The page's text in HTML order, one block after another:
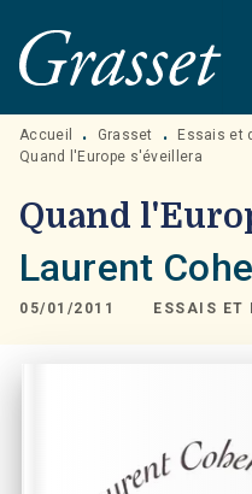
MENU RECHERCHE
PIED DE PAGE
Accueil • Grasset • Essais et
Quand l'Europe s'éveillera
Quand
Laurent
05/01/2011 ESSAIS ET